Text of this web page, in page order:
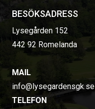
BESÖKSADRESS
Lysegården 152
442 92 Romelanda
MAIL
info@lysegardensgk.se
TELEFON